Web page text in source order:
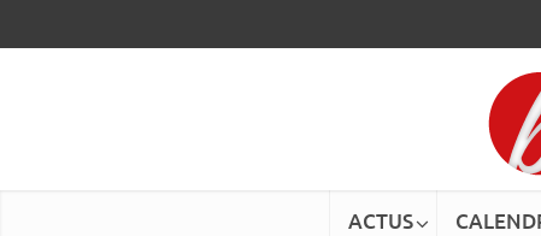
ACTUS